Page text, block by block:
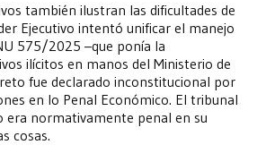
también ilustran las dificultades de
Ejecutivo intentó unificar el manejo
575/2025 –que ponía la
ilícitos en manos del Ministerio de
fue declarado inconstitucional por
en lo Penal Económico. El tribunal
era normativamente penal en su
cosas.